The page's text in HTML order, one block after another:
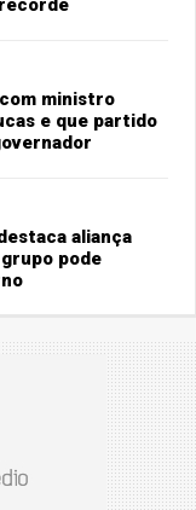
ministro
e que partido
aliança
pode